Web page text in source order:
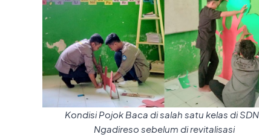
Kondisi Pojok Baca di salah satu kelas di SDN
Ngadireso sebelum di revitalisasi